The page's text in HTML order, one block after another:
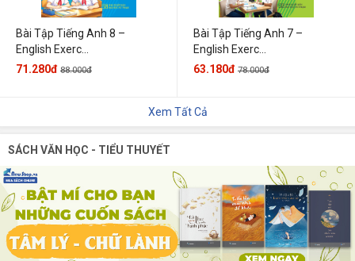
Bài Tập Tiếng Anh 8 –
English Exerc...
71.280đ 88.000đ
Bài Tập Tiếng Anh 7 –
English Exerc...
63.180đ 78.000đ
Xem Tất Cả
SÁCH VĂN HỌC - TIỂU THUYẾT